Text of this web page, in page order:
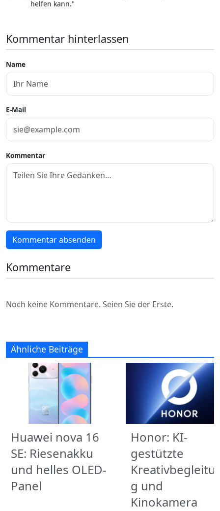
helfen kann."
Kommentar hinterlassen
Name
E-Mail
Kommentar
Kommentar absenden
Kommentare
Noch keine Kommentare. Seien Sie der Erste.
Ähnliche Beiträge
Huawei nova 16
SE: Riesenakku
und helles OLED-
Panel
Honor: KI-
gestützte
g und
Kinokamera